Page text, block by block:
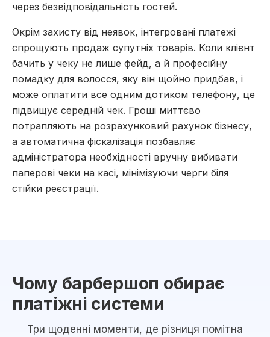
через безвідповідальність гостей.
Окрім захисту від неявок, інтегровані платежі
спрощують продаж супутніх товарів. Коли клієнт
бачить у чеку не лише фейд, а й професійну
помадку для волосся, яку він щойно придбав, і
може оплатити все одним дотиком телефону, це
підвищує середній чек. Гроші миттєво
потрапляють на розрахунковий рахунок бізнесу,
а автоматична фіскалізація позбавляє
адміністратора необхідності вручну вибивати
паперові чеки на касі, мінімізуючи черги біля
стійки реєстрації.
Чому барбершоп обирає
платіжні системи
Три щоденні моменти, де різниця помітна